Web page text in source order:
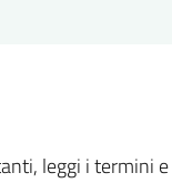
leggi i termini